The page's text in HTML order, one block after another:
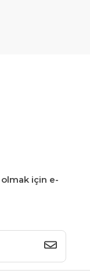
için e-